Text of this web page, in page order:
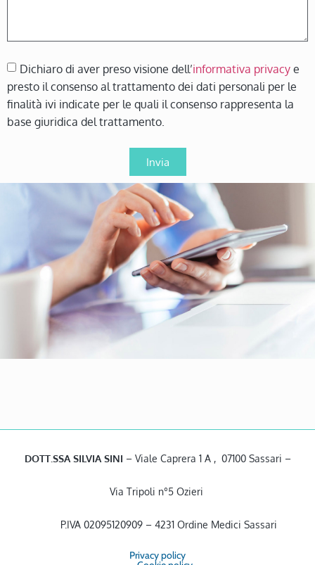
Dichiaro di aver preso visione dell’informativa privacy e
presto il consenso al trattamento dei dati personali per le
finalità ivi indicate per le quali il consenso rappresenta la
base giuridica del trattamento.
Invia
DOTT.SSA SILVIA SINI – Viale Caprera 1 A , 07100 Sassari –
Via Tripoli n°5 Ozieri
P.IVA 02095120909 – 4231 Ordine Medici Sassari
Privacy policy